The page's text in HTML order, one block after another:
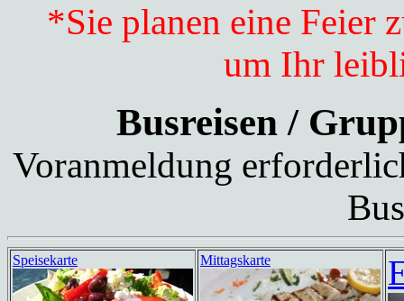
*Sie planen eine Feier
um Ihr
Busreisen /
Voranmeldung
Speisekarte Mittagskarte